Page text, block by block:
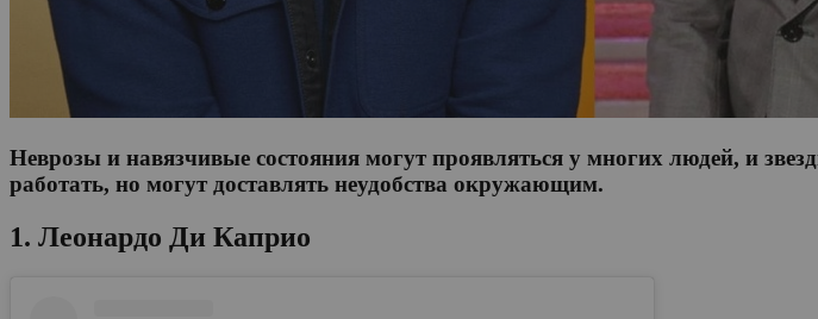
Неврозы и навязчивые состояния могут проявляться у многих людей, и
работать, но могут доставлять неудобства окружающим.
1. Леонардо Ди Каприо